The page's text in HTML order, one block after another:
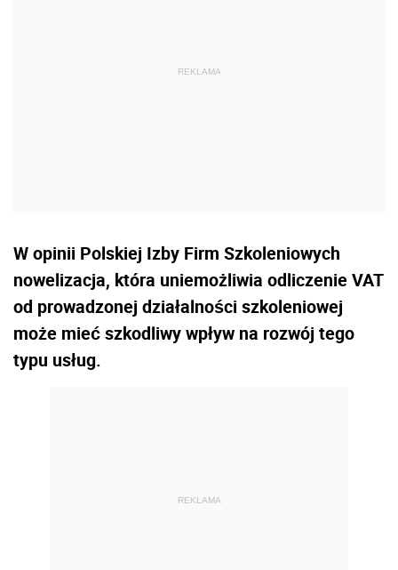
W opinii Polskiej Izby Firm Szkoleniowych
nowelizacja, która uniemożliwia odliczenie VAT
od prowadzonej działalności szkoleniowej
może mieć szkodliwy wpływ na rozwój tego
typu usług.
REKLAMA